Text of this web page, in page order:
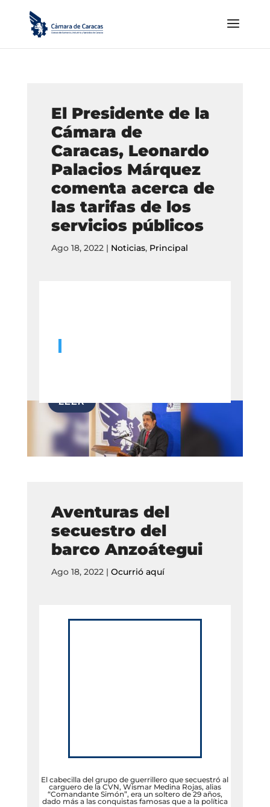
El Presidente de la
Cámara de
Caracas, Leonardo
Palacios Márquez
comenta acerca de
las tarifas de los
servicios públicos
Ago 18, 2022| Noticias, Principal
Aventuras del
secuestro del
barco Anzoátegui
Ago 18, 2022| Ocurrió aquí
El cabecilla del grupo de guerrillero que secuestró al
carguero de la CVN, Wismar Medina Rojas, alias
“Comandante Simón”, era un soltero de 29 años,
dado más a las conquistas famosas que a la política